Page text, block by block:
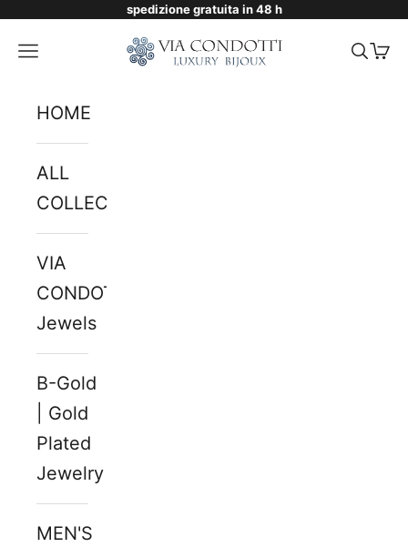
Skip to contentspedizione gratuita in 48 h
Via Condotti Store
Navigation menu Search
Cart
HOME
ALL
COLLECTIONS
VIA
CONDOTTI
Jewels
B-Gold
| Gold
Plated
Jewelry
MEN'S